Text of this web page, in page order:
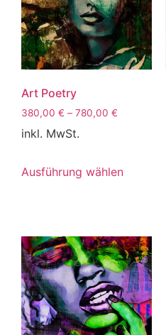
Art Poetry
380,00 € – 780,00 €
inkl. MwSt.
Ausführung wählen